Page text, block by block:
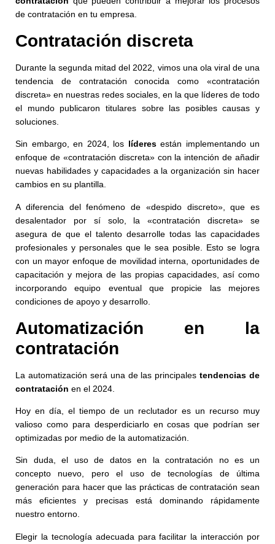
de contratación en tu empresa.
Contratación discreta
Durante la segunda mitad del 2022, vimos una ola viral de una
tendencia de contratación conocida como «contratación
discreta» en nuestras redes sociales, en la que líderes de todo
el mundo publicaron titulares sobre las posibles causas y
soluciones.
Sin embargo, en 2024, los líderesestán implementando un
enfoque de «contratación discreta» con la intención de añadir
nuevas habilidades y capacidades a la organización sin hacer
cambios en su plantilla.
A diferencia del fenómeno de «despido discreto», que es
desalentador por sí solo, la «contratación discreta» se
asegura de que el talento desarrolle todas las capacidades
profesionales y personales que le sea posible. Esto se logra
con un mayor enfoque de movilidad interna, oportunidades de
capacitación y mejora de las propias capacidades, así como
incorporando equipo eventual que propicie las mejores
condiciones de apoyo y desarrollo.
Automatización en la
contratación
La automatización será una de las principalestendencias de
contratación en el 2024.
Hoy en día, el tiempo de un reclutador es un recurso muy
valioso como para desperdiciarlo en cosas que podrían ser
optimizadas por medio de la automatización.
Sin duda, el uso de datos en la contratación no es un
concepto nuevo, pero el uso de tecnologías de última
generación para hacer que las prácticas de contratación sean
más eficientes y precisas está dominando rápidamente
nuestro entorno.
Elegir la tecnología adecuada para facilitar la interacción por